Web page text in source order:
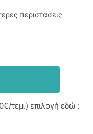
περιστάσεις
/τεμ.) επιλογή εδώ :